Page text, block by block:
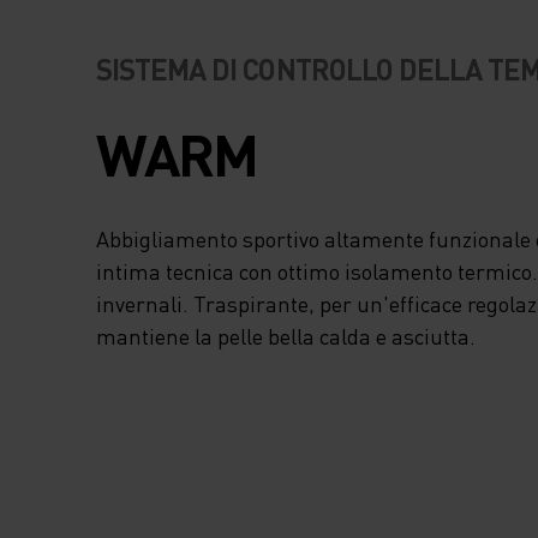
L'INTERNO
DEL
TESSUTO ELIMINA
SFREGAMENTI E
ASSICURA UNA
COMPLETA
SISTEMA DI CONTROLLO DELLA
WARM
Abbigliamento sportivo altamente funzionale
intima tecnica con ottimo isolamento
invernali. Traspirante, per un'efficace
mantiene la pelle bella calda e asciutta.